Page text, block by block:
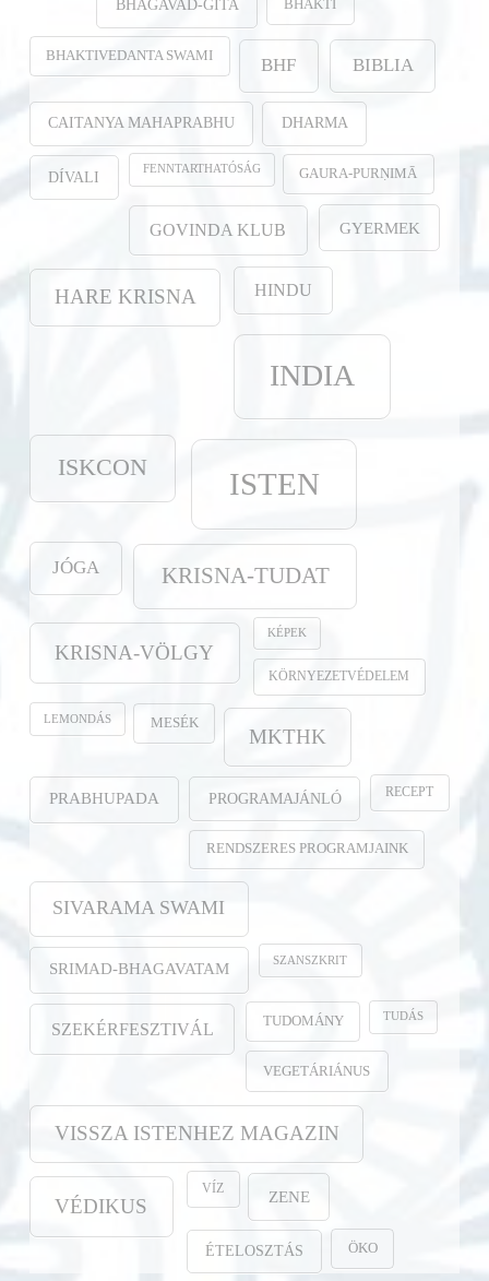
BHAGAVAD-GITA BHAKTI
BHAKTIVEDANTA SWAMI BHF BIBLIA
CAITANYA MAHAPRABHU DHARMA
DÍVALI FENNTARTHATÓSÁG GAURA-PURṆIMĀ
GOVINDA KLUB GYERMEK
HARE KRISNA HINDU
INDIA
ISKCON ISTEN
JÓGA KRISNA-TUDAT
KRISNA-VÖLGY
KÉPEK
KÖRNYEZETVÉDELEM
LEMONDÁS MESÉK
MKTHK
PRABHUPADA PROGRAMAJÁNLÓ RECEPT
RENDSZERES PROGRAMJAINK
SIVARAMA SWAMI
SRIMAD-BHAGAVATAM SZANSZKRIT
SZEKÉRFESZTIVÁL TUDOMÁNY TUDÁS
VEGETÁRIÁNUS
VISSZA ISTENHEZ MAGAZIN
VÉDIKUS
VÍZ ZENE
ÉTELOSZTÁS ÖKO